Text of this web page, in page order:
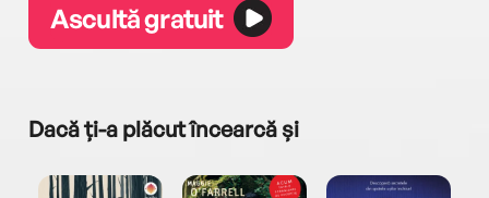
Ascultă gratuit
Dacă ți-a plăcut încearcă și